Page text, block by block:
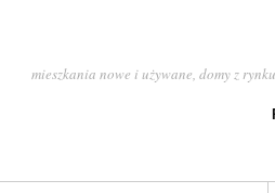
mieszkania nowe i używane, domy z